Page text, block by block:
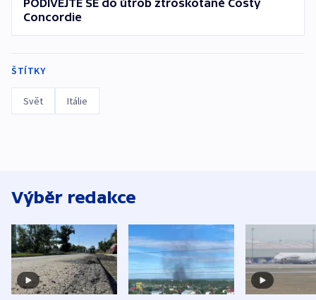
PODÍVEJTE SE do útrob ztroskotané Costy
Concordie
ŠTÍTKY
Svět Itálie
Výběr redakce